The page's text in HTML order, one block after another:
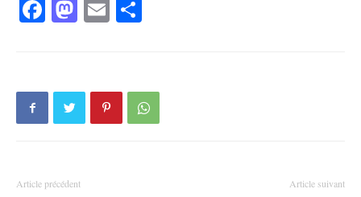
Facebook
Mastodon
Email
Article précédent Article suivant